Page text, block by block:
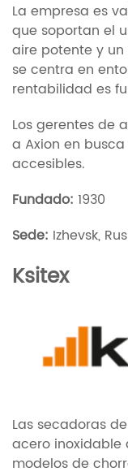
La empresa es
que soportan el
aire potente y
se centra en
rentabilidad es
Los gerentes de
a Axion en
accesibles.
Fundado: 1930
Sede: Izhevsk,
Ksitex
Las secadoras
acero
modelos de